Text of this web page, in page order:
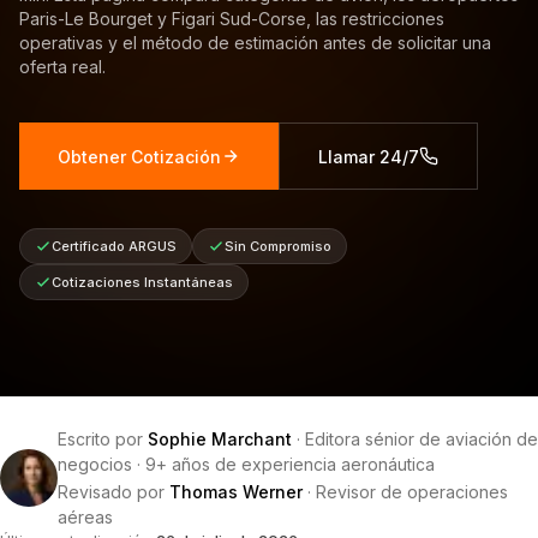
Paris-Le Bourget y Figari Sud-Corse, las restricciones
operativas y el método de estimación antes de solicitar una
oferta real.
Obtener Cotización Llamar 24/7
Certificado ARGUS Sin Compromiso
Cotizaciones Instantáneas
Escrito por Sophie Marchant · Editora sénior de aviación de
negocios · 9+ años de experiencia aeronáutica
Revisado por Thomas Werner· Revisor de operaciones
aéreas